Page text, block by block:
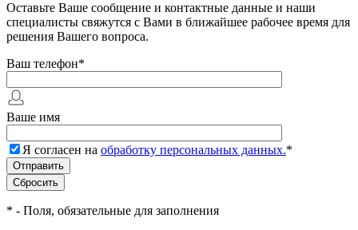
Оставьте Ваше сообщение и контактные данные и наши
специалисты свяжутся с Вами в ближайшее рабочее время для
решения Вашего вопроса.
Ваш телефон*
Ваше имя
Я согласен на обработку персональных данных.*
* - Поля, обязательные для заполнения